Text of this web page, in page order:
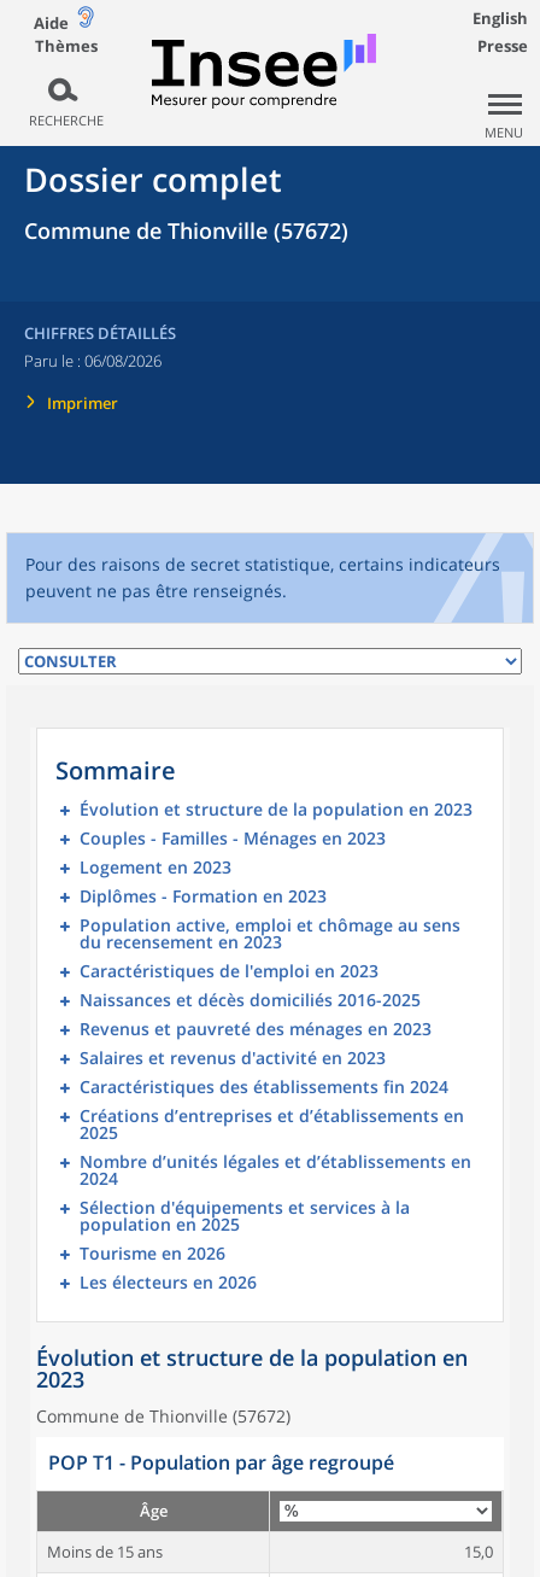
Aide
Thèmes
RECHERCHE
English
Presse
MENU
Dossier complet
Commune de Thionville (57672)
CHIFFRES DÉTAILLÉS
Paru le : 06/08/2026
Imprimer
Pour des raisons de secret statistique, certains indicateurs
peuvent ne pas être renseignés.
Sommaire
Évolution et structure de la population en 2023
Couples - Familles - Ménages en 2023
Logement en 2023
Diplômes - Formation en 2023
Population active, emploi et chômage au sens
du recensement en 2023
Caractéristiques de l'emploi en 2023
Naissances et décès domiciliés 2016-2025
Revenus et pauvreté des ménages en 2023
Salaires et revenus d'activité en 2023
Caractéristiques des établissements fin 2024
Créations d’entreprises et d’établissements en
2025
Nombre d’unités légales et d’établissements en
2024
Sélection d'équipements et services à la
population en 2025
Tourisme en 2026
Les électeurs en 2026
Évolution et structure de la population en
2023
Commune de Thionville (57672)
POP T1 - Population par âge regroupé
Âge
Moins de 15 ans
15,0